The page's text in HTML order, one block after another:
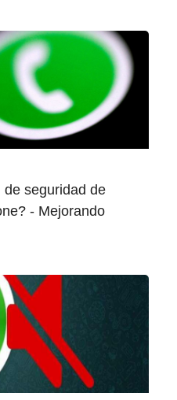
seguridad de
- Mejorando